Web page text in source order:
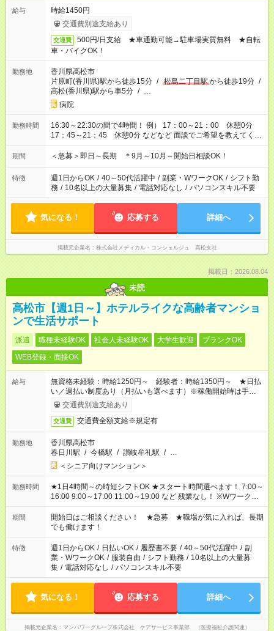
給与
時給1450円
交通費別途支給あり
交通費
500円/日支給 ★車通勤可能→駐車場実質無料 ★自転
車・バイクOK！
勤務地
香川県高松市
片原町(香川県)駅から徒歩15分 / 松島二丁目駅から徒歩19分 /
高松(香川県)駅から車5分 / …
病院
勤務時間
16:30～22:30の間で4時間！ 例） 17：00～21：00 休憩0分
17：45～21：45 休憩0分 などなど 面談でご希望を教えてくだ
さい！
期間 ＜急募＞即日～長期 ＊9月～10月～開始日相談OK！
特徴 週1日からOK / 40～50代活躍中 / 副業・WワークOK / シフト勤
務 / 10名以上の大量募集 / 電話対応なし / パソコンスキル不要
気になる！ 応募する 詳細へ
掲載元企業名 株式会社メディカル・コンシェルジュ 高松支社
掲載日：2026.08.04
未読
高松市【週1日～】ホテルライクな高齢者マンショ
ンで生活サポート
派遣 職種未経験OK 社会人未経験OK 大学生歓迎
ブランクOK
WEB登録・面接OK
給与
無資格未経験：時給1250円～ 経験者：時給1350円～ ★日払
い／週払い制度あり（月払いも選べます）※稼働開始時は手続き
完了次第のお支払いとなります。
交通費別途支給あり
交通費 交通費全額支給※規定有
勤務地
香川県高松市
春日川駅 / 今橋駅 / 讃岐牟礼駅 / …
＜シニア向けマンション＞
勤務時間
★1日4時間～の時短シフトOK ★スタート時間選べます！ 7:00～
16:00 9:00～17:00 11:00～19:00 など 残業なし！ ※Wワークの
場合、他のお仕事と合わせ週40時間超の就業はご案内できませ
ん ※法令に基づき、週20時間以上勤務は社会保険への加入対象
となります ※労働者派遣法（日雇い派遣の原則禁止）により、
短時間・短期間の就業はご案内が難しい場合があります
期間
開始日はご相談ください！ ★急募 ★職場が気に入れば、長期
でも働けます！
特徴 週1日からOK / 日払いOK / 履歴書不要 / 40～50代活躍中 / 副
業・WワークOK / 服装自由 / シフト勤務 / 10名以上の大量募
集 / 電話対応なし / パソコンスキル不要
気になる！ 応募する 詳細へ
掲載元企業名 マンパワーグループ株式会社 ケアサービス事業部 （医療福祉介護関連）